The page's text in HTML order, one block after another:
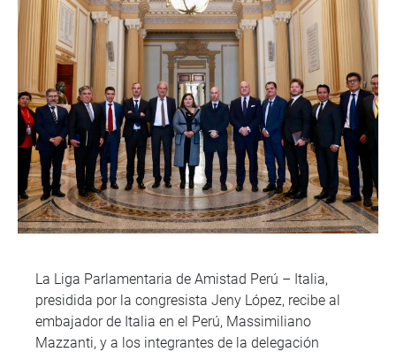
La Liga Parlamentaria de Amistad Perú – Italia,
presidida por la congresista Jeny López, recibe al
embajador de Italia en el Perú, Massimiliano
Mazzanti, y a los integrantes de la delegación